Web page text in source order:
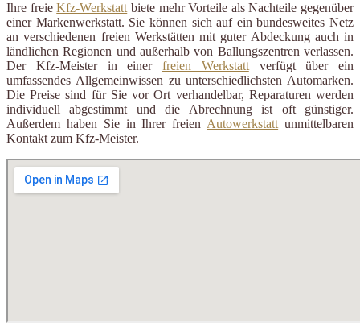
Ihre freieKfz-Werkstattbiete mehr Vorteile als Nachteile gegenüber
einer Markenwerkstatt. Sie können sich auf ein bundesweites Netz
an verschiedenen freien Werkstätten mit guter Abdeckung auch in
ländlichen Regionen und außerhalb von Ballungszentren verlassen.
Der Kfz-Meister in einer freien Werkstattverfügt über ein
umfassendes Allgemeinwissen zu unterschiedlichsten Automarken.
Die Preise sind für Sie vor Ort verhandelbar, Reparaturen werden
individuell abgestimmt und die Abrechnung ist oft günstiger.
Außerdem haben Sie in Ihrer freienAutowerkstattunmittelbaren
Kontakt zum Kfz-Meister.